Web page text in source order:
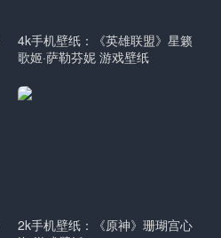
4k手机壁纸：《英雄联盟》星籁
歌姬·萨勒芬妮 游戏壁纸
2k手机壁纸：《原神》珊瑚宫心